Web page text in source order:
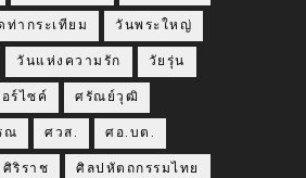
ท่ากระเทียม วันพระใหญ่
วันแห่งความรัก วัยรุ่น
ร์ไซค์ ศรัณย์วุฒิ
ณ ศวส. ศอ.บต.
ศิริราช ศิลปหัตถกรรมไทย